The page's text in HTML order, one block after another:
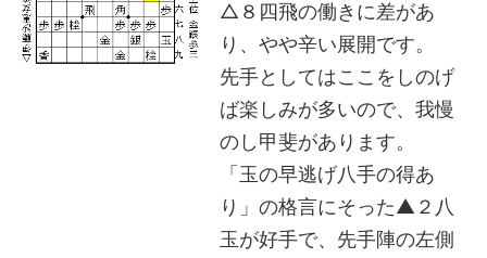
△８四飛の働きに差があ
り、やや辛い展開です。
先手としてはここをしのげ
ば楽しみが多いので、我慢
のし甲斐があります。
「玉の早逃げ八手の得あ
り」の格言にそった▲２八
玉が好手で、先手陣の左側